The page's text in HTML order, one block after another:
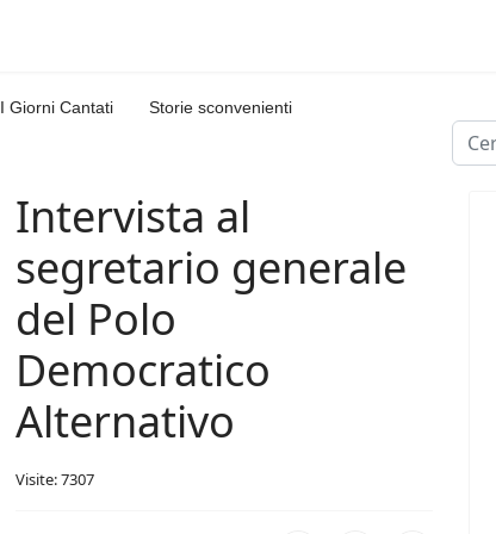
I Giorni Cantati Storie sconvenienti
Intervista al
segretario generale
del Polo
Democratico
Alternativo
Visite: 7307